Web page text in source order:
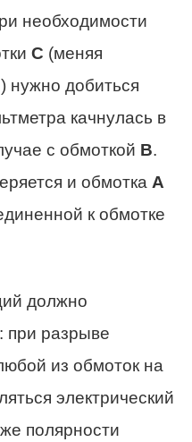
необходимости
С (меняя
нужно добиться
качнулась в
с обмоткой В.
и обмотка А
к обмотке
должно
при разрыве
из обмоток на
электрический
полярности